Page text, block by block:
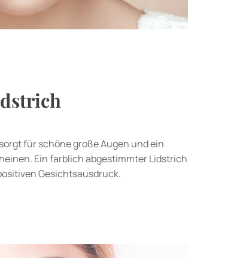
für schöne große Augen und ein
Ein farblich abgestimmter Lidstrich
Gesichtsausdruck.